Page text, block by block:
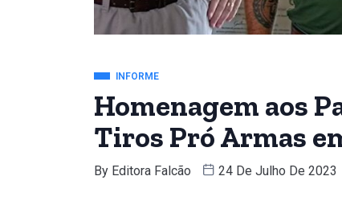
INFORME
Homenagem aos
Tiros Pró Armas
By Editora Falcão 24 De Julho De 2023